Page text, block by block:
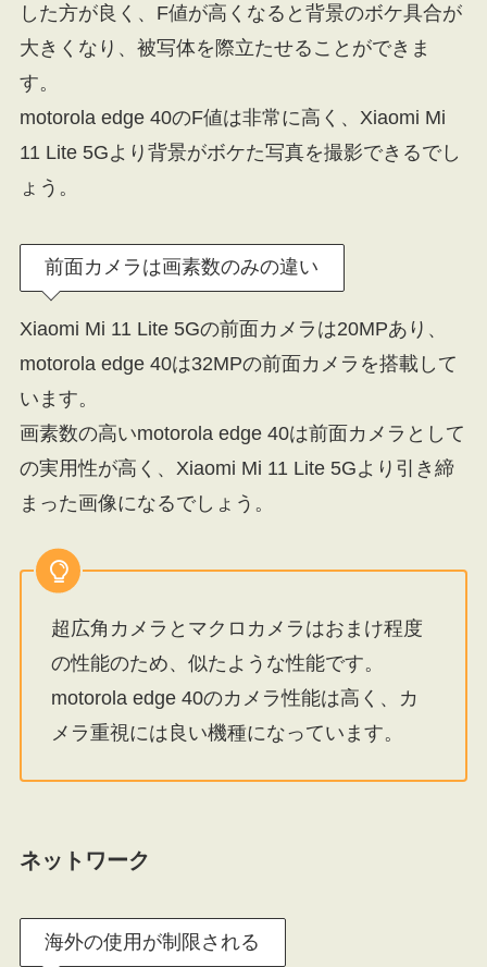
した方が良く、F値が高くなると背景のボケ具合が
大きくなり、被写体を際立たせることができま
す。
motorola edge 40のF値は非常に高く、Xiaomi Mi
11 Lite 5Gより背景がボケた写真を撮影できるでし
ょう。
前面カメラは画素数のみの違い
Xiaomi Mi 11 Lite 5Gの前面カメラは20MPあり、
motorola edge 40は32MPの前面カメラを搭載して
います。
画素数の高いmotorola edge 40は前面カメラとして
の実用性が高く、Xiaomi Mi 11 Lite 5Gより引き締
まった画像になるでしょう。
超広角カメラとマクロカメラはおまけ程度
の性能のため、似たような性能です。
motorola edge 40のカメラ性能は高く、カ
メラ重視には良い機種になっています。
ネットワーク
海外の使用が制限される